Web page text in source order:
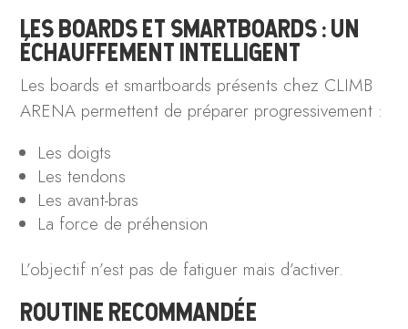
LES BOARDS ET SMARTBOARDS : UN
ÉCHAUFFEMENT INTELLIGENT
Les boards et smartboards présents chez CLIMB
ARENA permettent de préparer progressivement :
Les doigts
Les tendons
Les avant-bras
La force de préhension
L’objectif n’est pas de fatiguer mais d’activer.
ROUTINE RECOMMANDÉE